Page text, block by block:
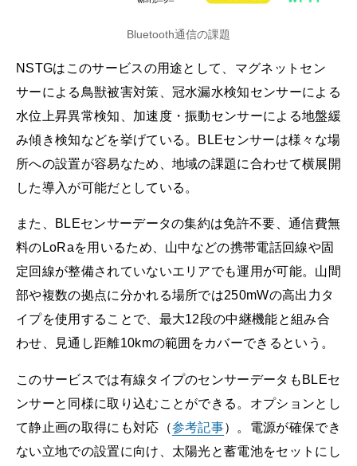
Bluetooth通信の課題
NSTGはこのサービスの用途として、マグネットセン
サーによる鳥獣被害対策、冠水漏水検知センサーによる
水位上昇異常検知、加速度・振動センサーによる地盤緩
み傾き検知などを挙げている。BLEセンサーは様々な場
所への設置が容易なため、地域の課題に合わせて横展開
した導入が可能だとしている。
また、BLEセンサーデータの集約は免許不要、通信費無
料のLoRaを用いるため、山中などの携帯電話回線や固
定回線が整備されていないエリアでも運用が可能。山間
部や複数の拠点に分かれる場所では250mWの高出力タ
イプを使用することで、最大12段の中継機能と組み合
わせ、見通し距離10kmの範囲をカバーできるという。
このサービスでは有線タイプのセンサーデータもBLEセ
ンサーと同様に取り込むことができる。オプションとし
て静止画の取得にも対応（参考記事）。電源が確保でき
ない立地での設置に向け、太陽光と蓄電池をセットにし